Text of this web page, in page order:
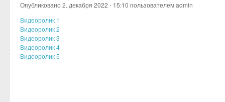
Опубликовано 2. декабря 2022 - 15:10 пользователемadmin
Видеоролик 1
Видеоролик 2
Видеоролик 3
Видеоролик 4
Видеоролик 5